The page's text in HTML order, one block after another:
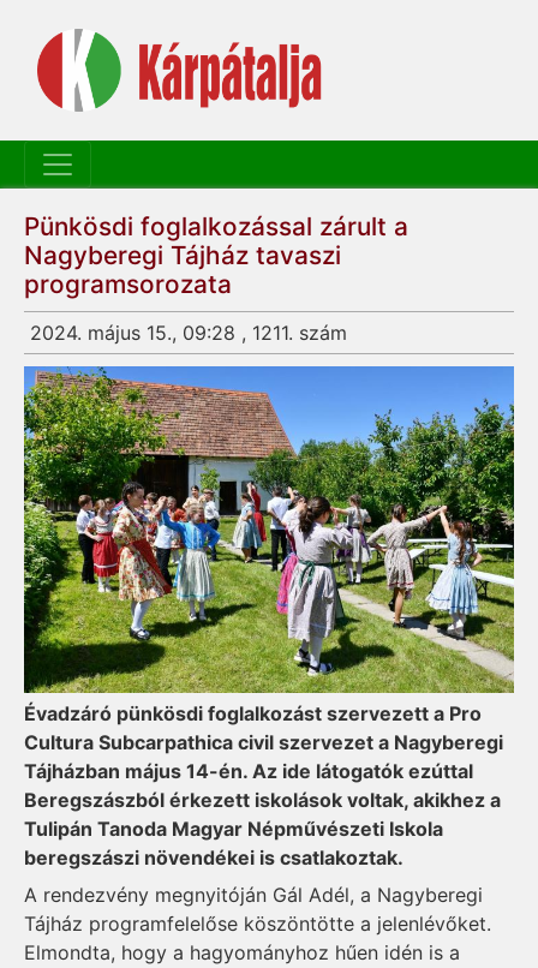
Pünkösdi foglalkozással zárult a
Nagyberegi Tájház tavaszi
programsorozata
2024. május 15., 09:28 , 1211. szám
Évadzáró pünkösdi foglalkozást szervezett a Pro
Cultura Subcarpathica civil szervezet a Nagyberegi
Tájházban május 14-én. Az ide látogatók ezúttal
Beregszászból érkezett iskolások voltak, akikhez a
Tulipán Tanoda Magyar Népművészeti Iskola
beregszászi növendékei is csatlakoztak.
A rendezvény megnyitóján Gál Adél, a Nagyberegi
Tájház programfelelőse köszöntötte a jelenlévőket.
Elmondta, hogy a hagyományhoz hűen idén is a